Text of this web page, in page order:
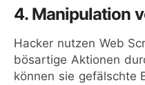
4. Manipulation
Hacker nutzen Web
bösartige Aktionen
können sie gefälschte